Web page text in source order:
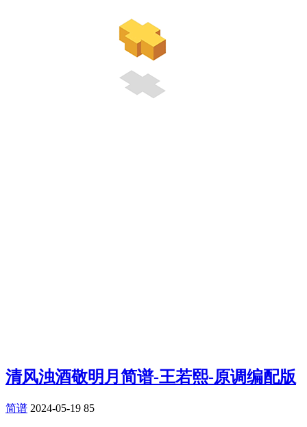
清风浊酒敬明月简谱-王若熙-原调编配版
简谱 2024-05-19 85